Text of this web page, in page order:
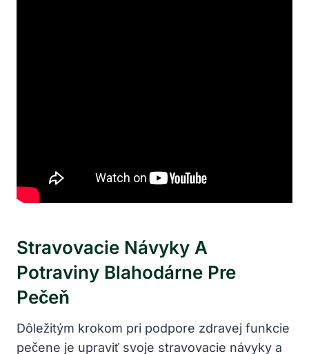
Stravovacie Návyky A
Potraviny Blahodárne Pre
Pečeň
Dôležitým krokom pri podpore zdravej funkcie
pečene je upraviť svoje stravovacie návyky a